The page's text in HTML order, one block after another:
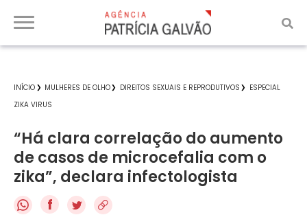
INÍCIO MULHERES DE OLHO DIREITOS SEXUAIS E REPRODUTIVOS
ESPECIAL
ZIKA VIRUS
“Há clara correlação do aumento
de casos de microcefalia com o
zika”, declara infectologista
f